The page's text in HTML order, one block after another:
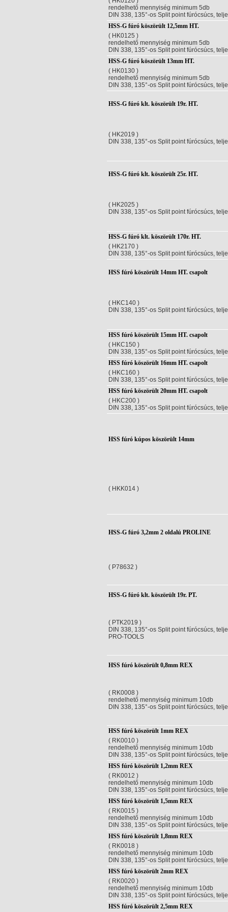
rendelhető mennyiség minimum 5db
DIN 338, 135°-os Split point fúrócsúcs,
HSS-G fúró köszörült 12,5mm HT.
( HK0125 )
rendelhető mennyiség minimum 5db
DIN 338, 135°-os Split point fúrócsúcs,
HSS-G fúró köszörült 13mm HT.
( HK0130 )
rendelhető mennyiség minimum 5db
DIN 338, 135°-os Split point fúrócsúcs,
HSS-G fúró klt. köszörült 19r. HT.
( HK2019 )
DIN 338, 135°-os Split point fúrócsúcs,
HSS-G fúró klt. köszörült 25r. HT.
( HK2025 )
DIN 338, 135°-os Split point fúrócsúcs,
HSS-G fúró klt. köszörült 170r. HT.
( HK2170 )
DIN 338, 135°-os Split point fúrócsúcs,
HSS fúró köszörült 14mm HT. csapolt
( HKC140 )
DIN 338, 135°-os Split point fúrócsúcs,
HSS fúró köszörült 15mm HT. csapolt
( HKC150 )
DIN 338, 135°-os Split point fúrócsúcs,
HSS fúró köszörült 16mm HT. csapolt
( HKC160 )
DIN 338, 135°-os Split point fúrócsúcs,
HSS fúró köszörült 20mm HT. csapolt
( HKC200 )
DIN 338, 135°-os Split point fúrócsúcs,
HSS fúró kúpos köszörült 14mm
( HKK014 )
HSS-G fúró 3,2mm 2 oldalú PROLINE
( P78632 )
HSS-G fúró klt. köszörült 19r. PT.
( PTK2019 )
DIN 338, 135°-os Split point fúrócsúcs,
PRO-TOOLS
HSS fúró köszörült 0,8mm REX
( RK0008 )
rendelhető mennyiség minimum 10db
DIN 338, 135°-os Split point fúrócsúcs,
HSS fúró köszörült 1mm REX
( RK0010 )
rendelhető mennyiség minimum 10db
DIN 338, 135°-os Split point fúrócsúcs,
HSS fúró köszörült 1,2mm REX
( RK0012 )
rendelhető mennyiség minimum 10db
DIN 338, 135°-os Split point fúrócsúcs,
HSS fúró köszörült 1,5mm REX
( RK0015 )
rendelhető mennyiség minimum 10db
DIN 338, 135°-os Split point fúrócsúcs,
HSS fúró köszörült 1,8mm REX
( RK0018 )
rendelhető mennyiség minimum 10db
DIN 338, 135°-os Split point fúrócsúcs,
HSS fúró köszörült 2mm REX
( RK0020 )
rendelhető mennyiség minimum 10db
DIN 338, 135°-os Split point fúrócsúcs,
HSS fúró köszörült 2,5mm REX